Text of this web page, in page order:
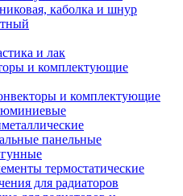
каболка и шнур
и лак
и комплектующие
и комплектующие
панельные
термостатические
для радиаторов